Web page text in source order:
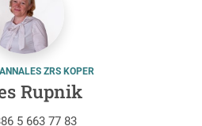
ZRS KOPER
Rupnik
5 663 77 83